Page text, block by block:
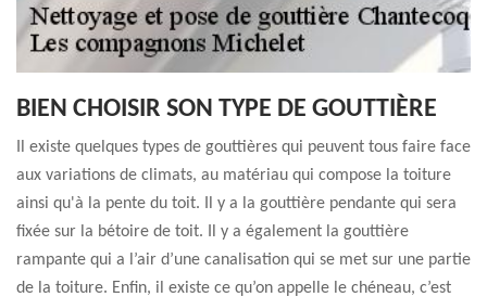
BIEN CHOISIR SON TYPE DE GOUTTIÈRE
Il existe quelques types de gouttières qui peuvent tous faire face
aux variations de climats, au matériau qui compose la toiture
ainsi qu'à la pente du toit. Il y a la gouttière pendante qui sera
fixée sur la bétoire de toit. Il y a également la gouttière
rampante qui a l’air d’une canalisation qui se met sur une partie
de la toiture. Enfin, il existe ce qu’on appelle le chéneau, c’est